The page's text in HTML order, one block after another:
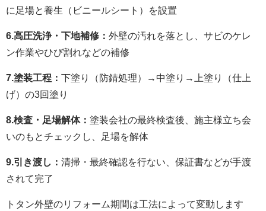
に足場と養生（ビニールシート）を設置
6.高圧洗浄・下地補修： 外壁の汚れを落とし、サビのケレ
ン作業やひび割れなどの補修
7.塗装工程： 下塗り（防錆処理）→中塗り→上塗り（仕上
げ）の3回塗り
8.検査・足場解体： 塗装会社の最終検査後、施主様立ち会
いのもとチェックし、足場を解体
9.引き渡し： 清掃・最終確認を行ない、保証書などが手渡
されて完了
トタン外壁のリフォーム期間は工法によって変動します